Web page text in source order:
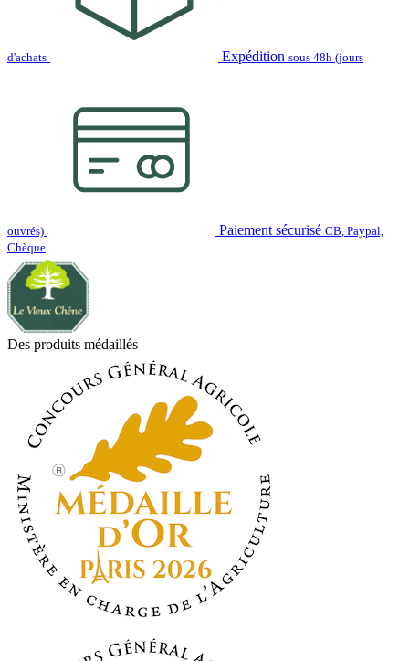
d'achats Expédition sous 48h (jours
ouvrés) Paiement sécurisé CB, Paypal,
Chèque
Des produits médaillés